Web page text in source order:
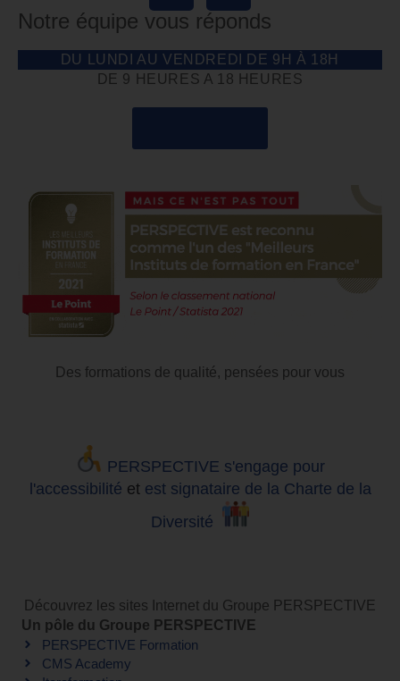
Notre équipe vous réponds
DU LUNDI AU VENDREDI DE 9H À 18H
DE 9 HEURES A 18 HEURES
Des formations de qualité, pensées pour vous
PERSPECTIVE s'engage pour
l'accessibilité et est signataire de la Charte de la
Diversité
Découvrez les sites Internet du Groupe PERSPECTIVE
Un pôle du Groupe PERSPECTIVE
PERSPECTIVE Formation
CMS Academy